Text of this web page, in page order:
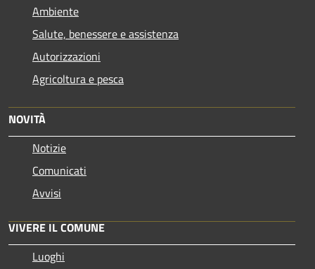
Ambiente
Salute, benessere e assistenza
Autorizzazioni
Agricoltura e pesca
NOVITÀ
Notizie
Comunicati
Avvisi
VIVERE IL COMUNE
Luoghi